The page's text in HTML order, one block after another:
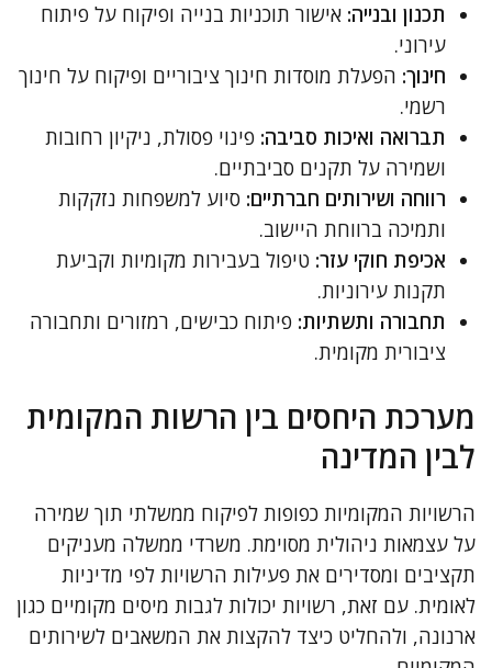
תכנון ובנייה: אישור תוכניות בנייה ופיקוח על פיתוח
עירוני.
חינוך: הפעלת מוסדות חינוך ציבוריים ופיקוח על חינוך
רשמי.
תברואה ואיכות סביבה: פינוי פסולת, ניקיון רחובות
ושמירה על תקנים סביבתיים.
רווחה ושירותים חברתיים: סיוע למשפחות נזקקות
ותמיכה ברווחת היישוב.
אכיפת חוקי עזר: טיפול בעבירות מקומיות וקביעת
תקנות עירוניות.
תחבורה ותשתיות: פיתוח כבישים, רמזורים ותחבורה
ציבורית מקומית.
מערכת היחסים בין הרשות המקומית
לבין המדינה
הרשויות המקומיות כפופות לפיקוח ממשלתי תוך שמירה
על עצמאות ניהולית מסוימת. משרדי ממשלה מעניקים
תקציבים ומסדירים את פעילות הרשויות לפי מדיניות
לאומית. עם זאת, רשויות יכולות לגבות מיסים מקומיים כגון
ארנונה, ולהחליט כיצד להקצות את המשאבים לשירותים